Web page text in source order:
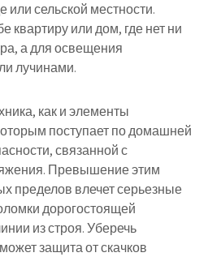
или сельской местности.
квартиру или дом, где нет ни
а для освещения
лучинами.
как и элементы
поступает по домашней
связанной с
Превышение этим
пределов влечет серьезные
дорогостоящей
из строя. Уберечь
защита от скачков